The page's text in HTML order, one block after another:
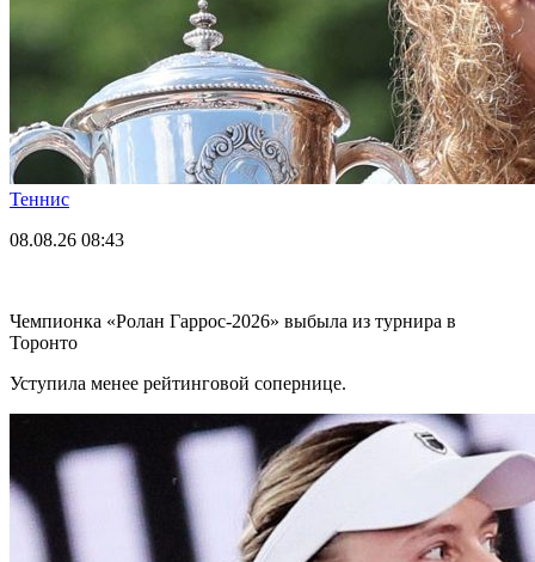
Теннис
08.08.26 08:43
Чемпионка «Ролан Гаррос-2026» выбыла из турнира в
Торонто
Уступила менее рейтинговой сопернице.